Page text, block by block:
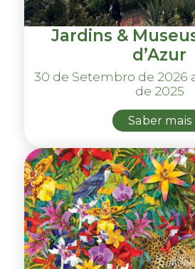
Jardins &
d’Azur
30 de Setembro de 2026
de 2025
Saber mais